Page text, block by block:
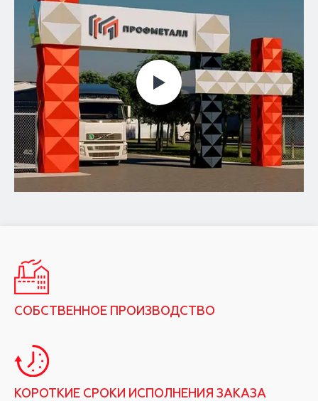
СОБСТВЕННОЕ ПРОИЗВОДСТВО
КОРОТКИЕ СРОКИ ИСПОЛНЕНИЯ ЗАКАЗА